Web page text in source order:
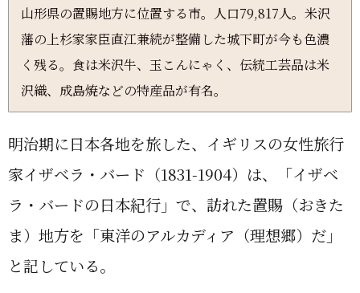
山形県の置賜地方に位置する市。人口79,817人。米沢
藩の上杉家家臣直江兼続が整備した城下町が今も色濃
く残る。食は米沢牛、玉こんにゃく、伝統工芸品は米
沢織、成島焼などの特産品が有名。
明治期に日本各地を旅した、イギリスの女性旅行
家イザベラ・バード（1831-1904）は、「イザベ
ラ・バードの日本紀行」で、訪れた置賜（おきた
ま）地方を「東洋のアルカディア（理想郷）だ」
と記している。